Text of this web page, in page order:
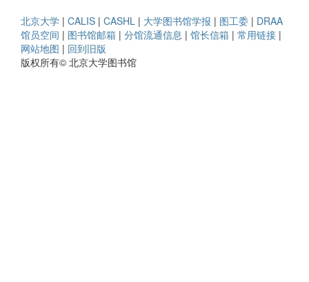
北京大学 | CALIS | CASHL | 大学图书馆学报 | 图工委 | DRAA
馆员空间 | 图书馆邮箱 | 分馆流通信息 | 馆长信箱 | 常用链接 |
网站地图 | 回到旧版
版权所有© 北京大学图书馆